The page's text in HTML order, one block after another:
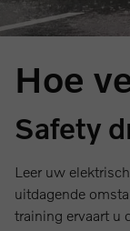
Hoe
Safety
Leer uw
uitdagende
training ervaart u